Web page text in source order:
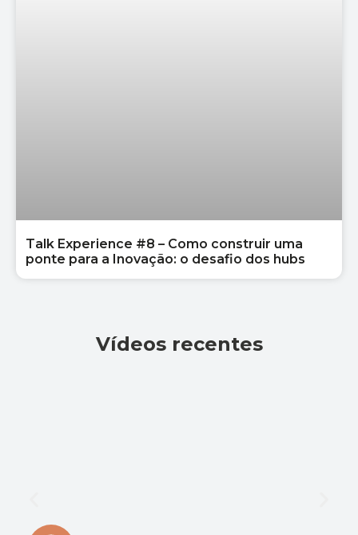
Talk Experience #8 – Como construir uma
ponte para a Inovação: o desafio dos hubs
Vídeos recentes